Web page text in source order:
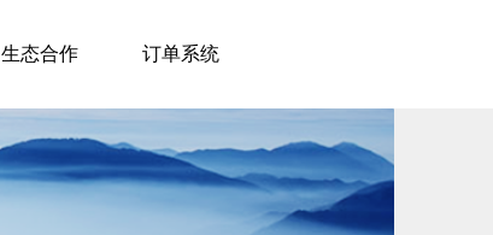
生态合作 订单系统